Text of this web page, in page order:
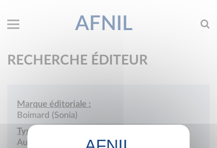
AFNIL
RECHERCHE ÉDITEUR
Marque éditoriale :
Boimard (Sonia)
Type de société :
Auto-édition